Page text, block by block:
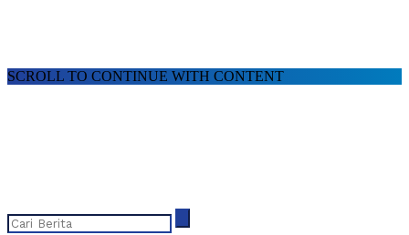
SCROLL TO CONTINUE WITH CONTENT